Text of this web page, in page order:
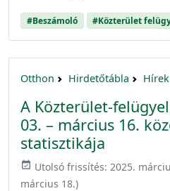
#Beszámoló #Közterület
Otthon Hirdetőtábla Hírek
A Közterület-
03. – március 16.
statisztikája
event_available Utolsó frissítés: 2025.
március 18.)